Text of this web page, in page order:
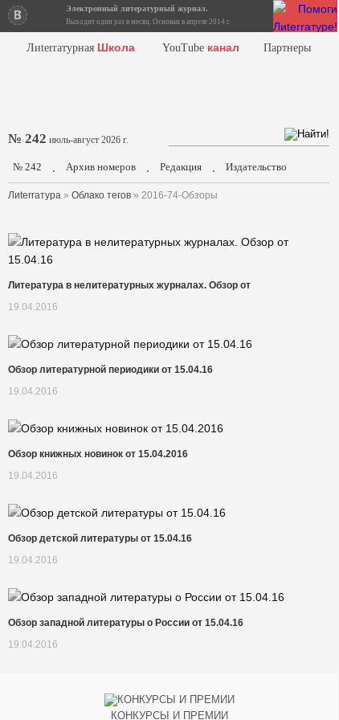
Электронный литературный журнал.
Выходит один раз в месяц. Основан в апреле 2014 г.
Лиterraтурная Школа YouTube канал Партнеры
№ 242 июль-август 2026 г.
№ 242 . Архив номеров . Редакция . Издательство
Лиterraтура » Облако тегов » 2016-74-Обзоры
Литература в нелитературных журналах. Обзор от
19.04.2016
Обзор литературной периодики от 15.04.16
19.04.2016
Обзор книжных новинок от 15.04.2016
19.04.2016
Обзор детской литературы от 15.04.16
19.04.2016
Обзор западной литературы о России от 15.04.16
19.04.2016
КОНКУРСЫ И ПРЕМИИ